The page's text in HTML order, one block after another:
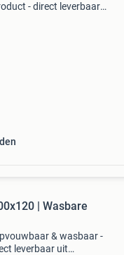
- direct leverbaar
| Wasbare
& wasbaar -
leverbaar uit